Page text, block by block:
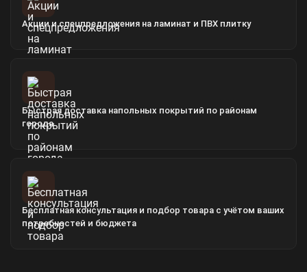
Акции и спецпредложения на ламинат и ПВХ плитку
Быстрая доставка напольных покрытий по районам
города
Бесплатная консультация и подбор товара с учётом ваших
потребностей и бюджета